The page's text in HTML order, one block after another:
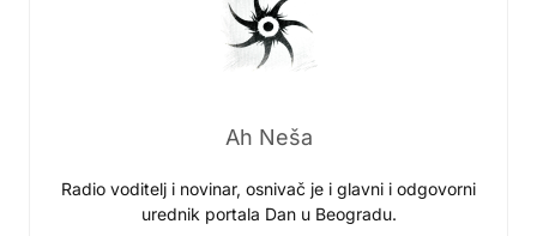
Ah Neša
Radio voditelj i novinar, osnivač je i glavni i odgovorni
urednik portala Dan u Beogradu.